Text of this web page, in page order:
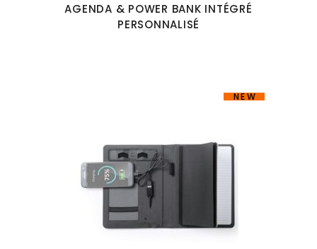
AGENDA & POWER BANK INTÉGRÉ
PERSONNALISÉ
NEW